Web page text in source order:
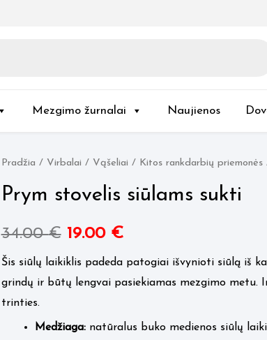
Mezgimo žurnalai Naujienos
Pradžia / Virbalai / Vąšeliai / Kitos rankdarbių priemonės/
Prym stovelis siūlams sukti
34.00€ Original
price
34.00 €.
19.00 €Current
price
19.00 €.
Šis siūlų laikiklis padeda patogiai išvynioti siūlą iš
grindų ir būtų lengvai pasiekiamas mezgimo metu.
trinties.
Medžiaga:natūralus buko medienos siūlų